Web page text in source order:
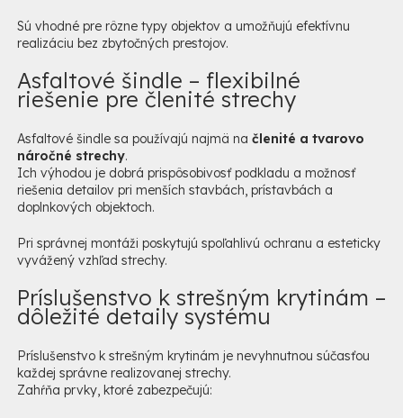
Sú vhodné pre rôzne typy objektov a umožňujú efektívnu
realizáciu bez zbytočných prestojov.
Asfaltové šindle – flexibilné
riešenie pre členité strechy
Asfaltové šindle sa používajú najmä na členité a tvarovo
náročné strechy.
Ich výhodou je dobrá prispôsobivosť podkladu a možnosť
riešenia detailov pri menších stavbách, prístavbách a
doplnkových objektoch.
Pri správnej montáži poskytujú spoľahlivú ochranu a esteticky
vyvážený vzhľad strechy.
Príslušenstvo k strešným krytinám –
dôležité detaily systému
Príslušenstvo k strešným krytinám je nevyhnutnou súčasťou
každej správne realizovanej strechy.
Zahŕňa prvky, ktoré zabezpečujú: